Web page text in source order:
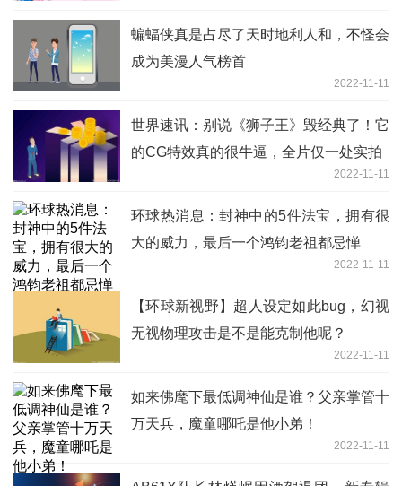
蝙蝠侠真是占尽了天时地利人和，不怪会
成为美漫人气榜首
2022-11-11
世界速讯：别说《狮子王》毁经典了！它
的CG特效真的很牛逼，全片仅一处实拍
2022-11-11
环球热消息：封神中的5件法宝，拥有很
大的威力，最后一个鸿钧老祖都忌惮
2022-11-11
【环球新视野】超人设定如此bug，幻视
无视物理攻击是不是能克制他呢？
2022-11-11
如来佛麾下最低调神仙是谁？父亲掌管十
万天兵，魔童哪吒是他小弟！
2022-11-11